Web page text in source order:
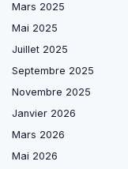
Mars 2025
Mai 2025
Juillet 2025
Septembre 2025
Novembre 2025
Janvier 2026
Mars 2026
Mai 2026